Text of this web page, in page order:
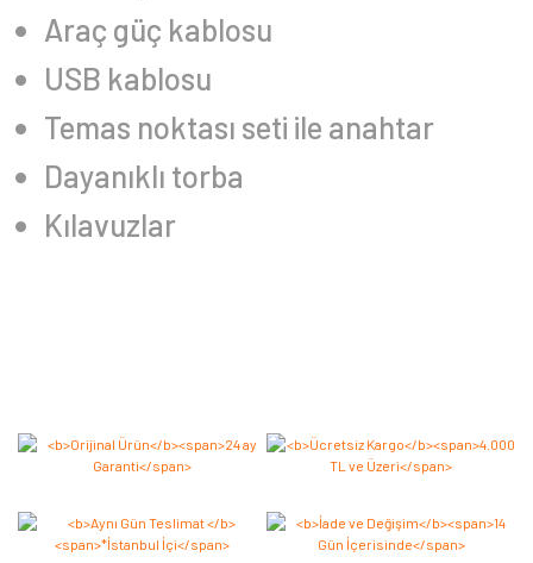
Araç güç kablosu
USB kablosu
Temas noktası seti ile anahtar
Dayanıklı torba
Kılavuzlar